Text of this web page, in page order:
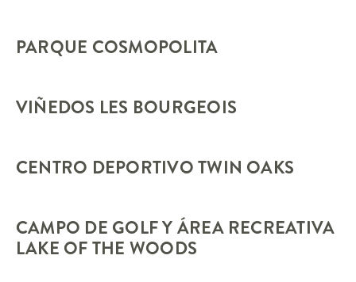
PARQUE COSMOPOLITA
VIÑEDOS LES BOURGEOIS
CENTRO DEPORTIVO TWIN OAKS
CAMPO DE GOLF Y ÁREA RECREATIVA
LAKE OF THE WOODS